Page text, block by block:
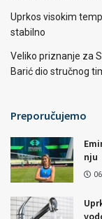
Uprkos visokim
stabilno
Veliko priznanje za
Barić dio stručnog
Preporučujemo
nju